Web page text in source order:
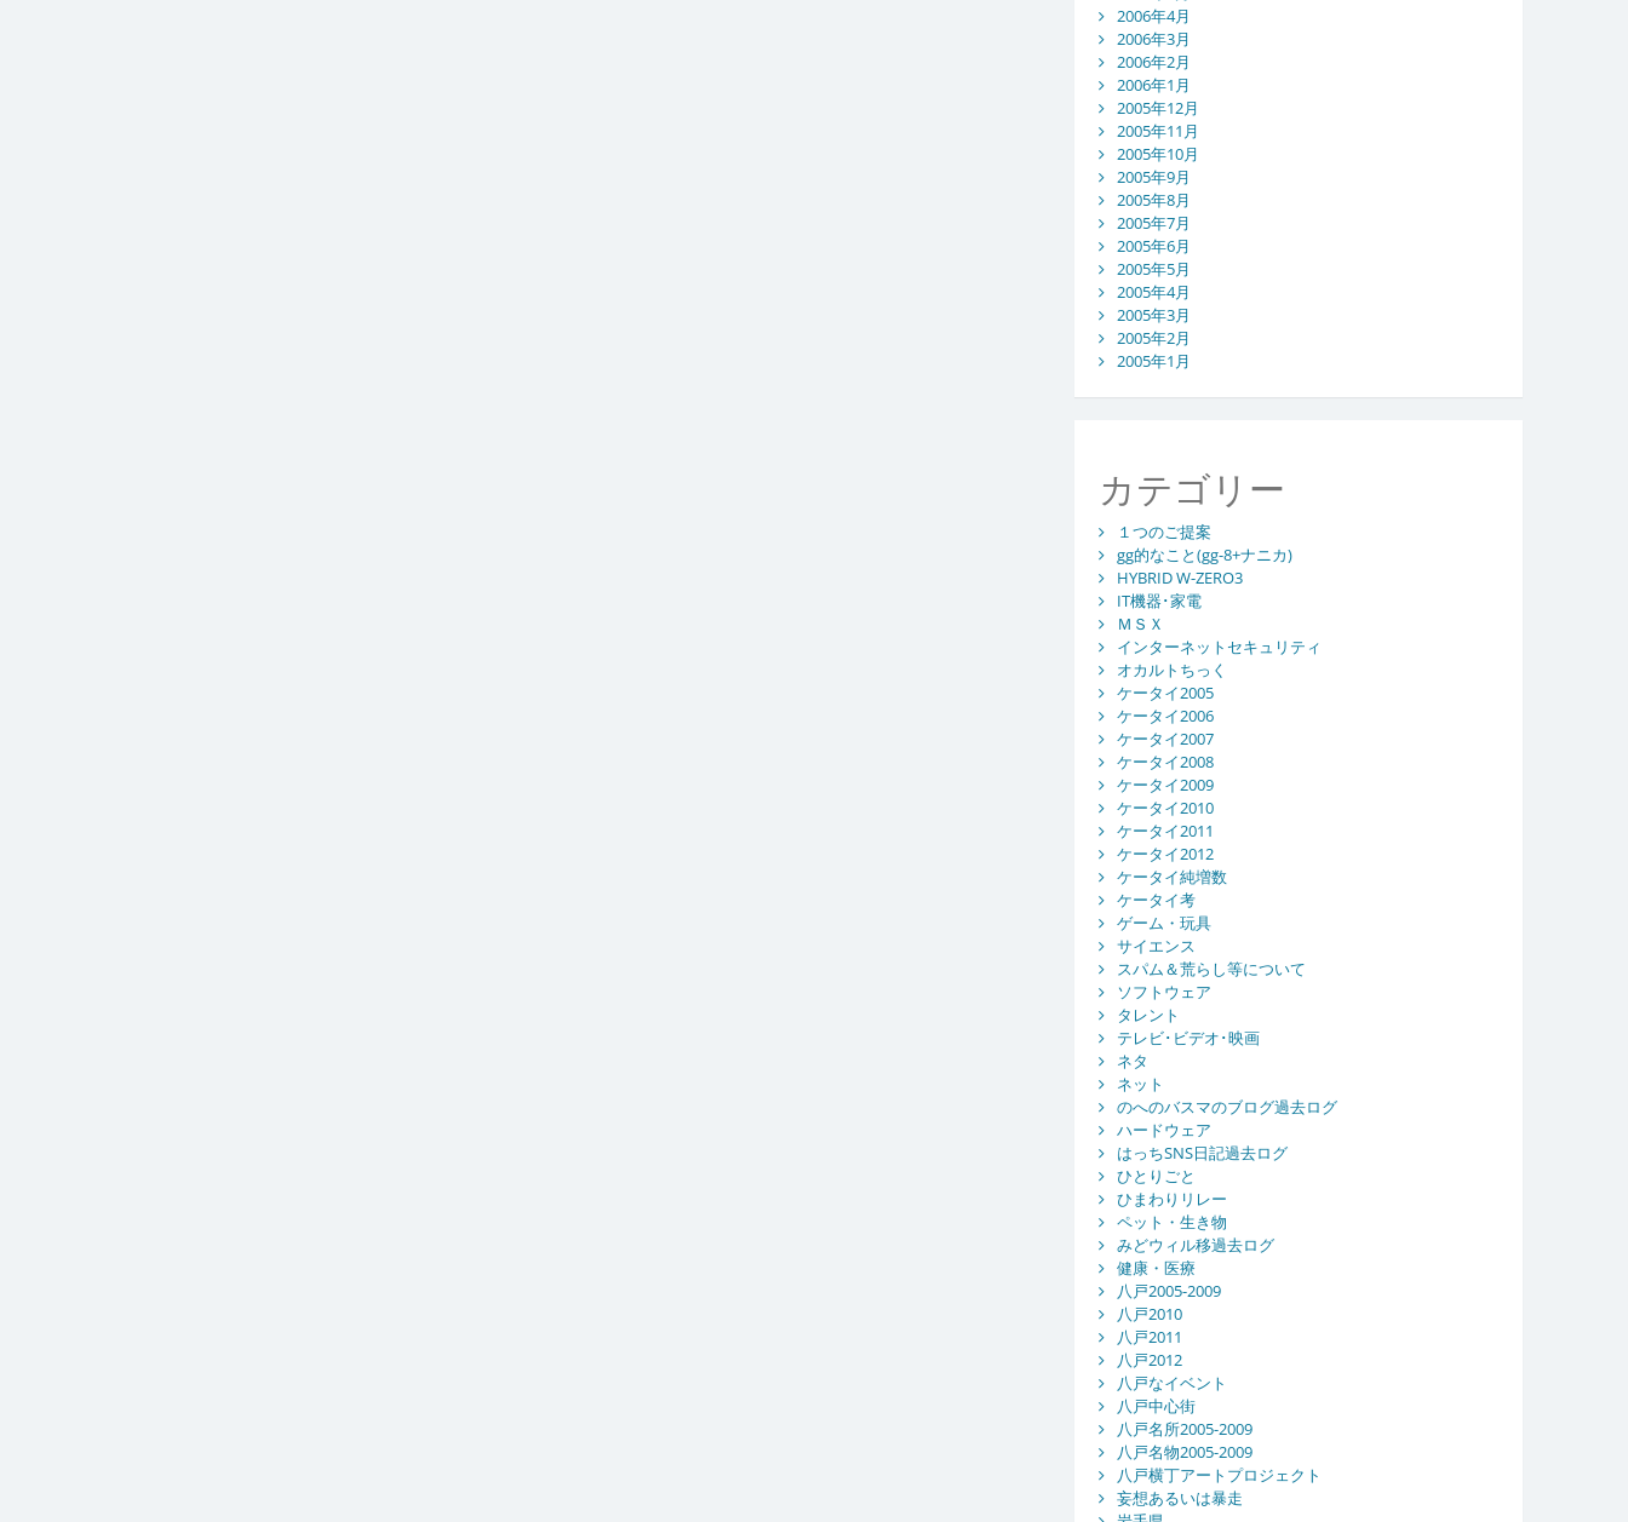
2006年4月
2006年3月
2006年2月
2006年1月
2005年12月
2005年11月
2005年10月
2005年9月
2005年8月
2005年7月
2005年6月
2005年5月
2005年4月
2005年3月
2005年2月
2005年1月
カテゴリー
１つのご提案
gg的なこと(gg-8+ナニカ)
HYBRID W-ZERO3
IT機器･家電
ＭＳＸ
インターネットセキュリティ
オカルトちっく
ケータイ2005
ケータイ2006
ケータイ2007
ケータイ2008
ケータイ2009
ケータイ2010
ケータイ2011
ケータイ2012
ケータイ純増数
ケータイ考
ゲーム・玩具
サイエンス
スパム＆荒らし等について
ソフトウェア
タレント
テレビ･ビデオ･映画
ネタ
ネット
のへのバスマのブログ過去ログ
ハードウェア
はっちSNS日記過去ログ
ひとりごと
ひまわりリレー
ペット・生き物
みどウィル移過去ログ
健康・医療
八戸2005-2009
八戸2010
八戸2011
八戸2012
八戸なイベント
八戸中心街
八戸名所2005-2009
八戸名物2005-2009
八戸横丁アートプロジェクト
妄想あるいは暴走